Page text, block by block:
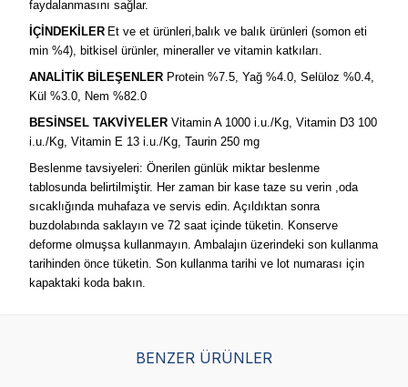
faydalanmasını sağlar.
İÇİNDEKİLER Et ve et ürünleri,balık ve balık ürünleri (somon eti
min %4), bitkisel ürünler, mineraller ve vitamin katkıları.
ANALİTİK BİLEŞENLER Protein %7.5, Yağ %4.0, Selüloz %0.4,
Kül %3.0, Nem %82.0
BESİNSEL TAKVİYELER Vitamin A 1000 i.u./Kg, Vitamin D3 100
i.u./Kg, Vitamin E 13 i.u./Kg, Taurin 250 mg
Beslenme tavsiyeleri: Önerilen günlük miktar beslenme
tablosunda belirtilmiştir. Her zaman bir kase taze su verin ,oda
sıcaklığında muhafaza ve servis edin. Açıldıktan sonra
buzdolabında saklayın ve 72 saat içinde tüketin. Konserve
deforme olmuşsa kullanmayın. Ambalajın üzerindeki son kullanma
tarihinden önce tüketin. Son kullanma tarihi ve lot numarası için
kapaktaki koda bakın.
BENZER ÜRÜNLER